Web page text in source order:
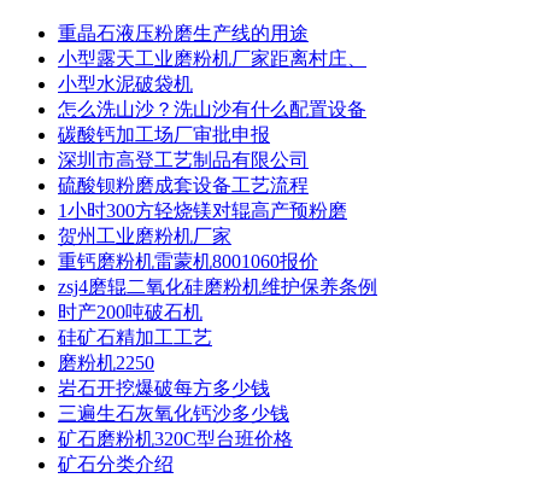
重晶石液压粉磨生产线的用途
小型露天工业磨粉机厂家距离村庄、
小型水泥破袋机
怎么洗山沙？洗山沙有什么配置设备
碳酸钙加工场厂审批申报
深圳市高登工艺制品有限公司
硫酸钡粉磨成套设备工艺流程
1小时300方轻烧镁对辊高产预粉磨
贺州工业磨粉机厂家
重钙磨粉机雷蒙机8001060报价
zsj4磨辊二氧化硅磨粉机维护保养条例
时产200吨破石机
硅矿石精加工工艺
磨粉机2250
岩石开挖爆破每方多少钱
三遍生石灰氧化钙沙多少钱
矿石磨粉机320C型台班价格
矿石分类介绍